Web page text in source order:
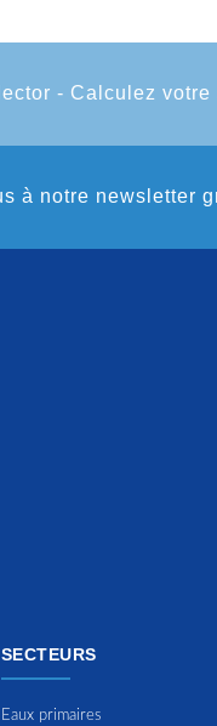
- Calculez
à notre newsletter
SECTEURS
Eaux primaires